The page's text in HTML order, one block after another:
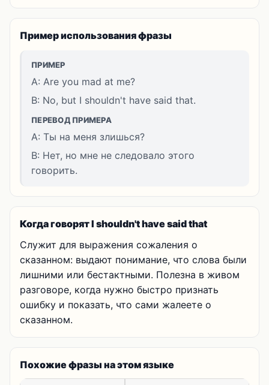
Пример использования фразы
ПРИМЕР
A: Are you mad at me?
B: No, but I shouldn't have said that.
ПЕРЕВОД ПРИМЕРА
A: Ты на меня злишься?
B: Нет, но мне не следовало этого
говорить.
Когда говорят I shouldn't have said that
Служит для выражения сожаления о
сказанном: выдают понимание, что слова были
лишними или бестактными. Полезна в живом
разговоре, когда нужно быстро признать
ошибку и показать, что сами жалеете о
сказанном.
Похожие фразы на этом языке